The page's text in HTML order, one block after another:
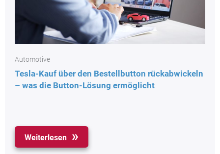
Automotive
Tesla-Kauf über den Bestellbutton rückabwickeln
– was die Button-Lösung ermöglicht
Weiterlesen